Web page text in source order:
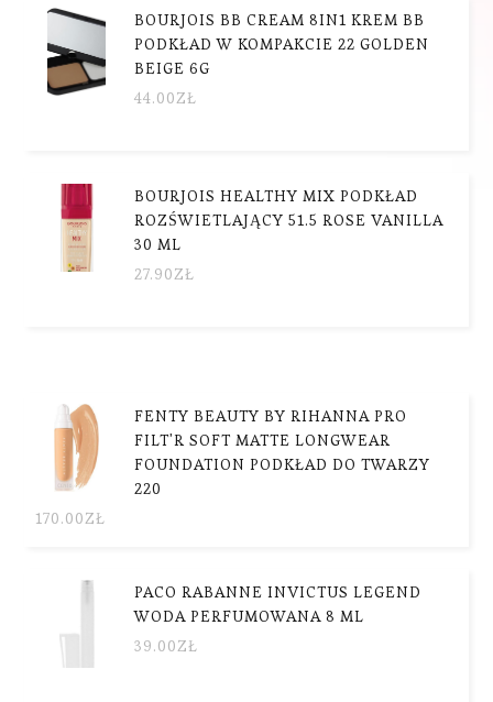
BOURJOIS BB CREAM 8IN1 KREM BB
PODKŁAD W KOMPAKCIE 22 GOLDEN
BEIGE 6G
44.00ZŁ
BOURJOIS HEALTHY MIX PODKŁAD
ROZŚWIETLAJĄCY 51.5 ROSE VANILLA
30 ML
27.90ZŁ
FENTY BEAUTY BY RIHANNA PRO
FILT'R SOFT MATTE LONGWEAR
FOUNDATION PODKŁAD DO TWARZY
220
170.00ZŁ
PACO RABANNE INVICTUS LEGEND
WODA PERFUMOWANA 8 ML
39.00ZŁ